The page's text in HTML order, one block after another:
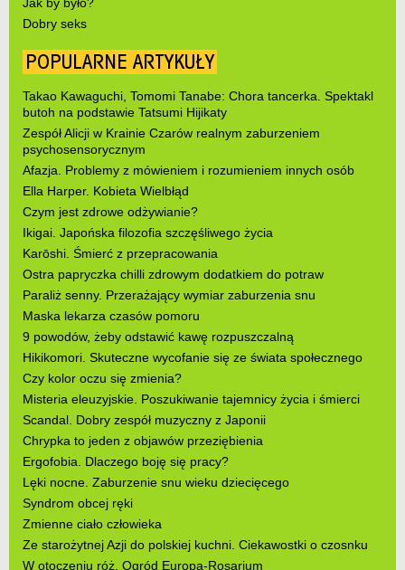
Jak by było?
Dobry seks
POPULARNE ARTYKUŁY
Takao Kawaguchi, Tomomi Tanabe: Chora tancerka. Spektakl
butoh na podstawie Tatsumi Hijikaty
Zespół Alicji w Krainie Czarów realnym zaburzeniem
psychosensorycznym
Afazja. Problemy z mówieniem i rozumieniem innych osób
Ella Harper. Kobieta Wielbłąd
Czym jest zdrowe odżywianie?
Ikigai. Japońska filozofia szczęśliwego życia
Karōshi. Śmierć z przepracowania
Ostra papryczka chilli zdrowym dodatkiem do potraw
Paraliż senny. Przerażający wymiar zaburzenia snu
Maska lekarza czasów pomoru
9 powodów, żeby odstawić kawę rozpuszczalną
Hikikomori. Skuteczne wycofanie się ze świata społecznego
Czy kolor oczu się zmienia?
Misteria eleuzyjskie. Poszukiwanie tajemnicy życia i śmierci
Scandal. Dobry zespół muzyczny z Japonii
Chrypka to jeden z objawów przeziębienia
Ergofobia. Dlaczego boję się pracy?
Lęki nocne. Zaburzenie snu wieku dziecięcego
Syndrom obcej ręki
Zmienne ciało człowieka
Ze starożytnej Azji do polskiej kuchni. Ciekawostki o czosnku
W otoczeniu róż. Ogród Europa-Rosarium